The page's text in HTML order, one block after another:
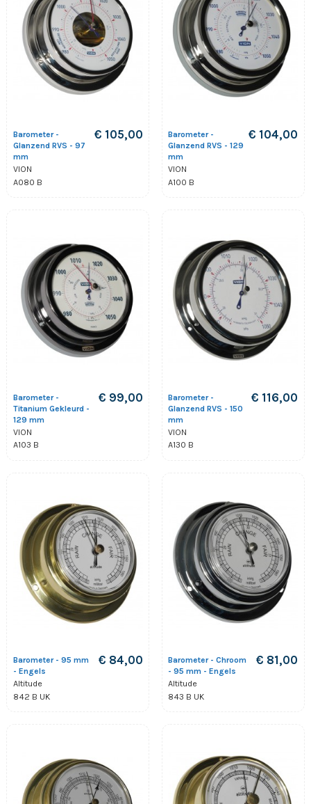
Barometer -
Glanzend RVS - 97
mm
VION
A080 B
€ 105,00
Barometer -
Glanzend RVS - 129
mm
VION
A100 B
€ 104,00
Barometer -
Titanium Gekleurd -
129 mm
VION
A103 B
€ 99,00
Barometer -
Glanzend RVS - 150
mm
VION
A130 B
€ 116,00
Barometer - 95 mm
- Engels
Altitude
842 B UK
€ 84,00
Barometer - Chroom
- 95 mm - Engels
Altitude
843 B UK
€ 81,00